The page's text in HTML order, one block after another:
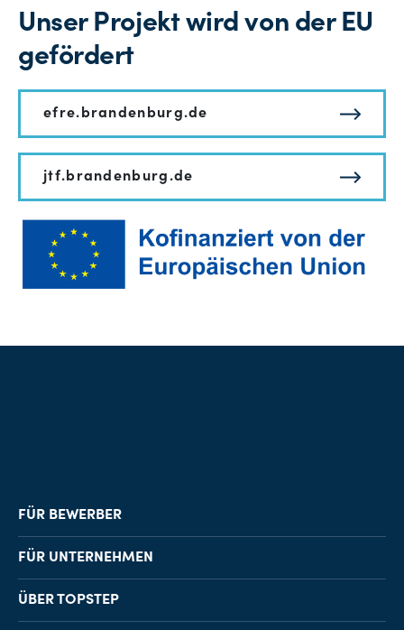
Unser Projekt wird von der EU
gefördert
efre.brandenburg.de
jtf.brandenburg.de
FÜR BEWERBER
Job-Finder
Karriereberatung
FÜR UNTERNEHMEN
Personalvermittlung
Personalsuche
ÜBER TOPSTEP